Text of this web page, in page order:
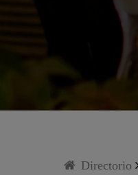
Directorio